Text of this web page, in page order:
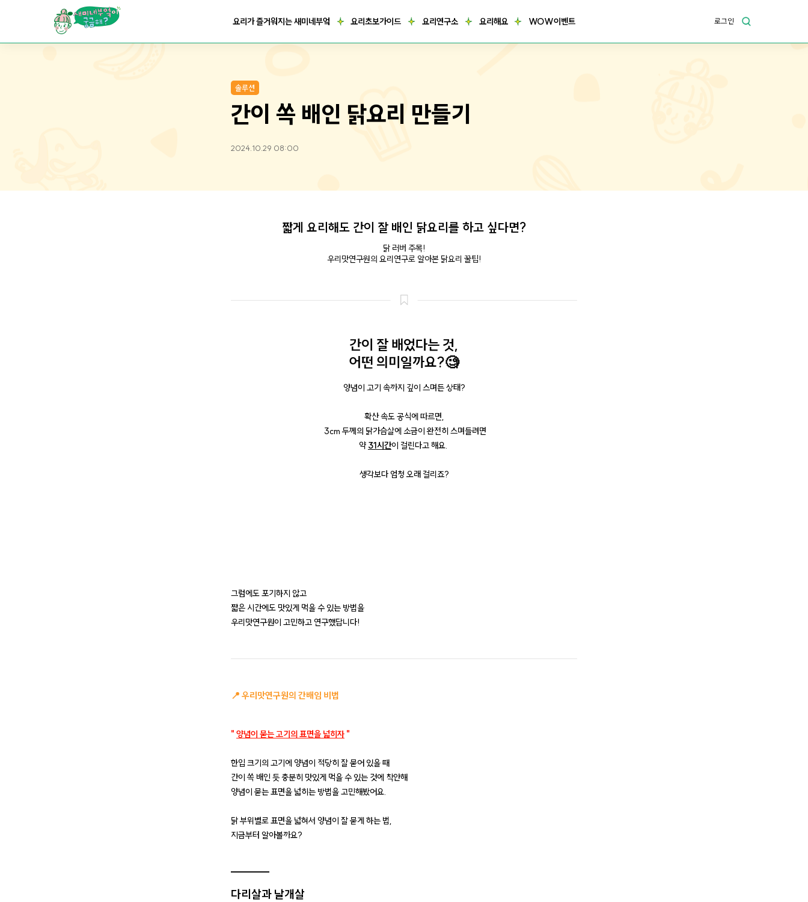
요리가 즐거워지는 새미네부엌 요리초보가이드 요리연구소 요리해요 WOW이벤트 로그인
솔루션
간이 쏙 배인 닭요리 만들기
2024.10.29 08:00
짧게 요리해도 간이 잘 배인 닭요리를 하고 싶다면?
닭 러버 주목!
우리맛연구원의 요리연구로 알아본 닭요리 꿀팁!
간이 잘 배었다는 것,
어떤 의미일까요?🧐
양념이 고기 속까지 깊이 스며든 상태?
확산 속도 공식에 따르면,
3cm 두께의 닭가슴살에 소금이 완전히 스며들려면
약 31시간이 걸린다고 해요.
생각보다 엄청 오래 걸리죠?
그럼에도 포기하지 않고
짧은 시간에도 맛있게 먹을 수 있는 방법을
우리맛연구원이 고민하고 연구했답니다!
📍 우리맛연구원의 간배임 비법
" 양념이 묻는 고기의 표면을 넓히자 "
한입 크기의 고기에 양념이 적당히 잘 묻어 있을 때
간이 쏙 배인 듯 충분히 맛있게 먹을 수 있는 것에 착안해
양념이 묻는 표면을 넓히는 방법을 고민해봤어요.
닭 부위별로 표면을 넓혀서 양념이 잘 묻게 하는 법,
지금부터 알아볼까요?
다리살과 날개살